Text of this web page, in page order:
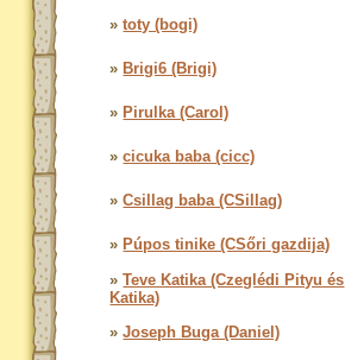
»toty (bogi)
» Brigi6 (Brigi)
» Pirulka (Carol)
»cicuka baba (cicc)
»Csillag baba (CSillag)
» Púpos tinike (CSőri gazdija)
»Teve Katika (Czeglédi Pityu és
Katika)
»Joseph Buga (Daniel)